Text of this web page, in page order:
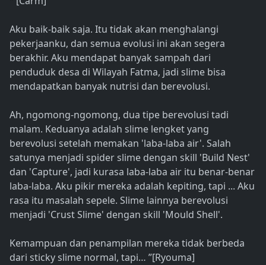
Aku baik-baik saja. Itu tidak akan menghalangi
pekerjaanku, dan semua evolusi ini akan segera
berakhir. Aku mendapat banyak sampah dari
penduduk desa di Wilayah Fatma, jadi slime bisa
mendapatkan banyak nutrisi dan berevolusi.
Ah, ngomong-ngomong, dua tipe berevolusi tadi
malam. Keduanya adalah slime lengket yang
berevolusi setelah memakan 'laba-laba air'. Salah
satunya menjadi spider slime dengan skill 'Build Nest'
dan 'Capture', jadi kurasa laba-laba air itu benar-benar
laba-laba. Aku pikir mereka adalah kepiting, tapi ... Aku
rasa itu masalah sepele. Slime lainnya berevolusi
menjadi 'Crust Slime' dengan skill 'Mould Shell'.
Kemampuan dan penampilan mereka tidak berbeda
dari sticky slime normal, tapi… ”[Ryouma]